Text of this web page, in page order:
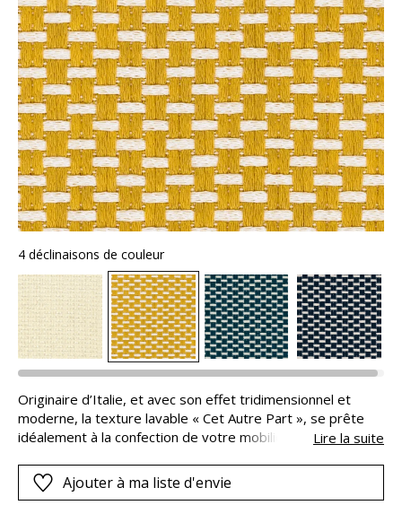
4 déclinaisons de couleur
Originaire d’Italie, et avec son effet tridimensionnel et
moderne, la texture lavable « Cet Autre Part », se prête
idéalement à la confection de votre mobilier de jardin, ou
(Solution dyed) combinent esthétique et performances
techniques : elles sont déperlantes (Water-reperlant,
Lire la suite
Ajouter à ma liste d'envie